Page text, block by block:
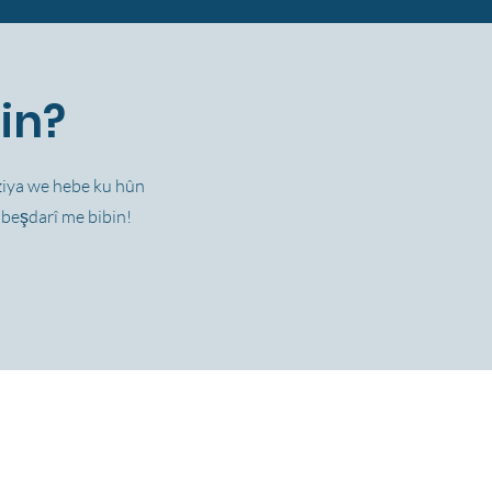
we hebe ku hûn
me bibin!